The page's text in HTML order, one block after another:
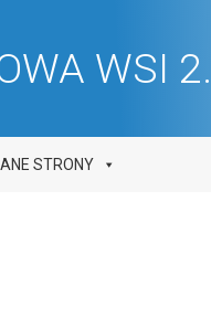
WSI
STRONY